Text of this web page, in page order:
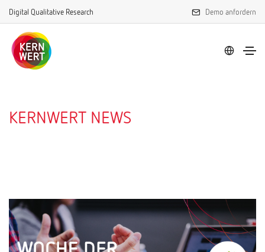
Digital Qualitative Research Demo anfordern
KERNWERT NEWS